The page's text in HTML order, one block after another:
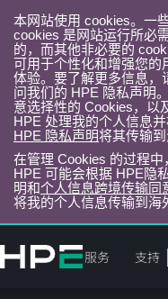
本网站使用 cookies。一
cookies 是网站运行所必
的，而其他非必要的
可用于个性化和增强您的
体验。要了解更多信息，
问我们的 HPE 隐私声明
意选择性的 Cookies，以
HPE 处理我的个人信息
HPE 隐私声明将其传输
在管理 Cookies 的过程中
HPE 可能会根据 HPE隐
明和个人信息跨境传输同
将我的个人信息传输到海
转
到
产品 服务 支持